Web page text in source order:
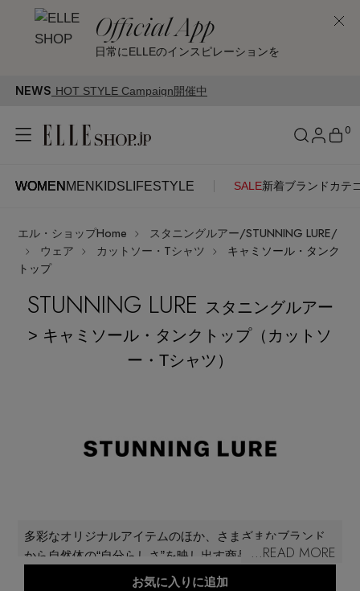
Official App
日常にELLEのインスピレーションを
NEWS
Campaign開催中
WOMEN MEN KIDS LIFESTYLE SALE新着ブランド カテ
0
WOMENMENKIDSLIFESTYLE
ITEMS
新着アイテム
最旬！トレンドワード
【予約】新作ウェアをチェック
ログイン
はじめてご利用の方
新規会員登録
最新トレンドや限定アイテム、セール情報を
SUPPORT
SEE RESULTS
エル・ショップHome
スタニングルアー/STUNNING LURE/
ウェア
カットソー・Tシャツ
キャミソール・タンク
トップ
STUNNING LURE
スタニングルアー
> キャミソール・タンクトップ（カットソ
ー・Tシャツ）
...READ MORE
多彩なオリジナルアイテムのほか、さまざまなブランド
から自然体の“自分らしさ”を映し出す商品を展開。オリジ
ナルは女性の本質や内面の美しさ・強さを表現したもの
お気に入りに追加